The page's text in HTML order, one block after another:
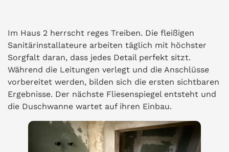
Im Haus 2 herrscht reges Treiben. Die fleißigen
Sanitärinstallateure arbeiten täglich mit höchster
Sorgfalt daran, dass jedes Detail perfekt sitzt.
Während die Leitungen verlegt und die Anschlüsse
vorbereitet werden, bilden sich die ersten sichtbaren
Ergebnisse. Der nächste Fliesenspiegel entsteht und
die Duschwanne wartet auf ihren Einbau.